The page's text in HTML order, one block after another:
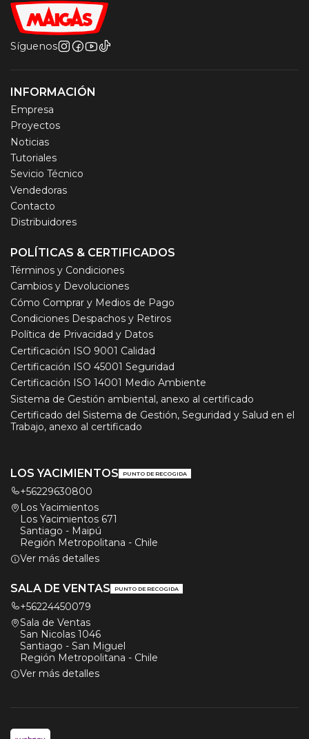
Síguenos
INFORMACIÓN
Empresa
Proyectos
Noticias
Tutoriales
Sevicio Técnico
Vendedoras
Contacto
Distribuidores
POLÍTICAS & CERTIFICADOS
Términos y Condiciones
Cambios y Devoluciones
Cómo Comprar y Medios de Pago
Condiciones Despachos y Retiros
Política de Privacidad y Datos
Certificación ISO 9001 Calidad
Certificación ISO 45001 Seguridad
Certificación ISO 14001 Medio Ambiente
Sistema de Gestión ambiental, anexo al certificado
Certificado del Sistema de Gestión, Seguridad y Salud en el
Trabajo, anexo al certificado
LOS YACIMIENTOS PUNTO DE RECOGIDA
+56229630800
Los Yacimientos
Los Yacimientos 671
Santiago - Maipú
Región Metropolitana - Chile
Ver más detalles
SALA DE VENTAS PUNTO DE RECOGIDA
+56224450079
Sala de Ventas
San Nicolas 1046
Santiago - San Miguel
Región Metropolitana - Chile
Ver más detalles